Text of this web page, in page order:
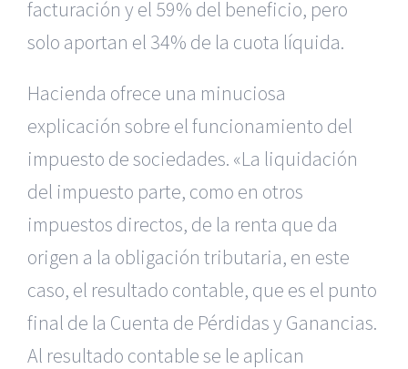
facturación y el 59% del beneficio, pero
solo aportan el 34% de la cuota líquida.
Hacienda ofrece una minuciosa
explicación sobre el funcionamiento del
impuesto de sociedades. «La liquidación
del impuesto parte, como en otros
impuestos directos, de la renta que da
origen a la obligación tributaria, en este
caso, el resultado contable, que es el punto
final de la Cuenta de Pérdidas y Ganancias.
Al resultado contable se le aplican